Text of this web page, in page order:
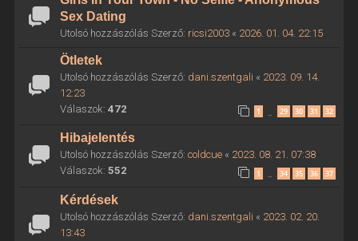
Sex Dating
Utolsó hozzászólás Szerző: ricsi2003« 2026. 01. 04. 22:15
Ötletek
Utolsó hozzászólás Szerző: dani.szentgali « 2023. 09. 14.
12:23
Válaszok: 472 1 29 30 31 32
Hibajelentés
Utolsó hozzászólás Szerző: coldcue« 2023. 08. 21. 07:38
Válaszok: 552 1 … 34 35 36 37
Kérdések
Utolsó hozzászólás Szerző: dani.szentgali « 2023. 02. 20.
13:43